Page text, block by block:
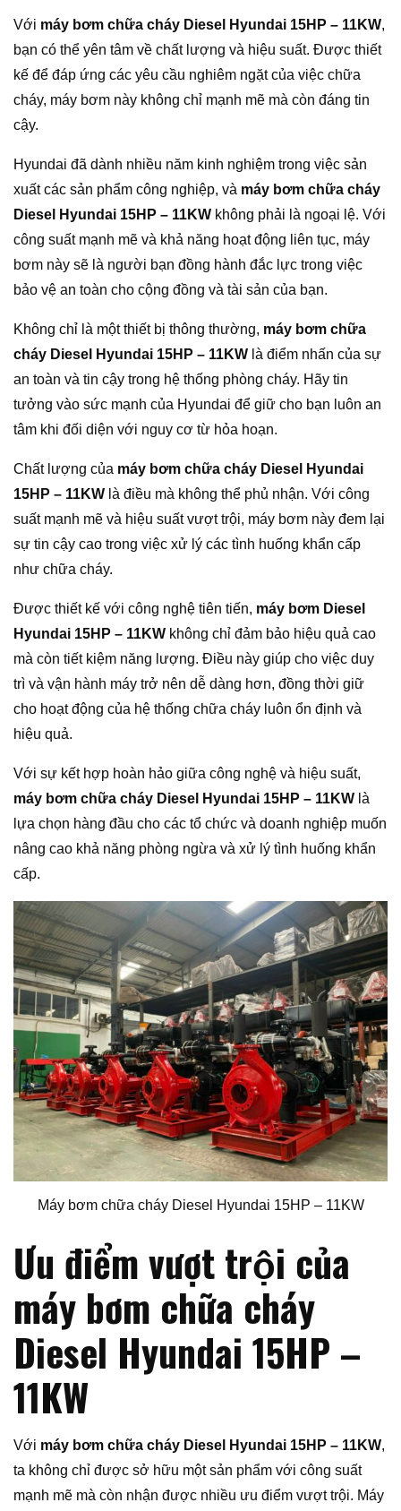
Với máy bơm chữa cháy Diesel Hyundai 15HP – 11KW,
bạn có thể yên tâm về chất lượng và hiệu suất. Được thiết
kế để đáp ứng các yêu cầu nghiêm ngặt của việc chữa
cháy, máy bơm này không chỉ mạnh mẽ mà còn đáng tin
cậy.
Hyundai đã dành nhiều năm kinh nghiệm trong việc sản
xuất các sản phẩm công nghiệp, và máy bơm chữa cháy
Diesel Hyundai 15HP – 11KW không phải là ngoại lệ. Với
công suất mạnh mẽ và khả năng hoạt động liên tục, máy
bơm này sẽ là người bạn đồng hành đắc lực trong việc
bảo vệ an toàn cho cộng đồng và tài sản của bạn.
Không chỉ là một thiết bị thông thường, máy bơm chữa
cháy Diesel Hyundai 15HP – 11KW là điểm nhấn của sự
an toàn và tin cậy trong hệ thống phòng cháy. Hãy tin
tưởng vào sức mạnh của Hyundai để giữ cho bạn luôn an
tâm khi đối diện với nguy cơ từ hỏa hoạn.
Chất lượng của máy bơm chữa cháy Diesel Hyundai
15HP – 11KW là điều mà không thể phủ nhận. Với công
suất mạnh mẽ và hiệu suất vượt trội, máy bơm này đem lại
sự tin cậy cao trong việc xử lý các tình huống khẩn cấp
như chữa cháy.
Được thiết kế với công nghệ tiên tiến, máy bơm Diesel
Hyundai 15HP – 11KW không chỉ đảm bảo hiệu quả cao
mà còn tiết kiệm năng lượng. Điều này giúp cho việc duy
trì và vận hành máy trở nên dễ dàng hơn, đồng thời giữ
cho hoạt động của hệ thống chữa cháy luôn ổn định và
hiệu quả.
Với sự kết hợp hoàn hảo giữa công nghệ và hiệu suất,
máy bơm chữa cháy Diesel Hyundai 15HP – 11KW là
lựa chọn hàng đầu cho các tổ chức và doanh nghiệp muốn
nâng cao khả năng phòng ngừa và xử lý tình huống khẩn
cấp.
Máy bơm chữa cháy Diesel Hyundai 15HP – 11KW
Ưu điểm vượt trội của
máy bơm chữa cháy
Diesel Hyundai 15HP –
11KW
Với máy bơm chữa cháy Diesel Hyundai 15HP – 11KW,
ta không chỉ được sở hữu một sản phẩm với công suất
mạnh mẽ mà còn nhận được nhiều ưu điểm vượt trội. Máy